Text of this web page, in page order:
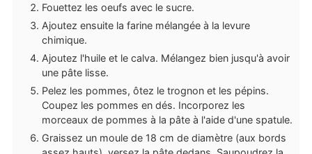
Fouettez les oeufs avec le sucre.
Ajoutez ensuite la farine mélangée à la levure
chimique.
Ajoutez l'huile et le calva. Mélangez bien jusqu'à avoir
une pâte lisse.
Pelez les pommes, ôtez le trognon et les pépins.
Coupez les pommes en dés. Incorporez les
morceaux de pommes à la pâte à l'aide d'une spatule.
Graissez un moule de 18 cm de diamètre (aux bords